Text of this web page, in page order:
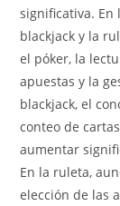
significativa. En
blackjack y la
el póker, la
apuestas y la
blackjack, el
conteo de
aumentar
En la ruleta,
elección de las